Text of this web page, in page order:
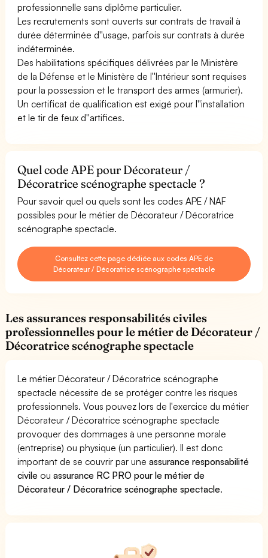
professionnelle sans diplôme particulier.
Les recrutements sont ouverts sur contrats de travail à
durée déterminée d''usage, parfois sur contrats à durée
indéterminée.
Des habilitations spécifiques délivrées par le Ministère
de la Défense et le Ministère de l''Intérieur sont requises
pour la possession et le transport des armes (armurier).
Un certificat de qualification est exigé pour l''installation
et le tir de feux d''artifices.
Quel code APE pour Décorateur /
Décoratrice scénographe spectacle ?
Pour savoir quel ou quels sont les codes APE / NAF
possibles pour le métier de Décorateur / Décoratrice
scénographe spectacle.
Consultez cette page dédiée aux codes APE de
Décorateur / Décoratrice scénographe spectacle
Les assurances responsabilités civiles
professionnelles pour le métier de Décorateur /
Décoratrice scénographe spectacle
Le métier Décorateur / Décoratrice scénographe
spectacle nécessite de se protéger contre les risques
professionnels. Vous pouvez lors de l'exercice du métier
Décorateur / Décoratrice scénographe spectacle
provoquer des dommages à une personne morale
(entreprise) ou physique (un particulier). Il est donc
important de se couvrir par uneassurance responsabilité
civile ouassurance RC PRO pour le métier de
Décorateur / Décoratrice scénographe spectacle.